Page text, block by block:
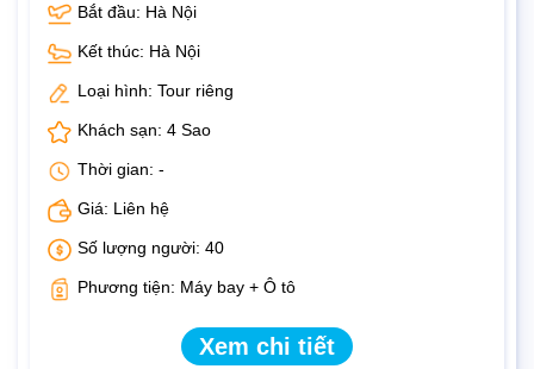
Bắt đầu: Hà Nội
Kết thúc: Hà Nội
Loại hình: Tour riêng
Khách sạn: 4 Sao
Thời gian: -
Giá: Liên hệ
Số lượng người: 40
Phương tiện: Máy bay + Ô tô
Xem chi tiết